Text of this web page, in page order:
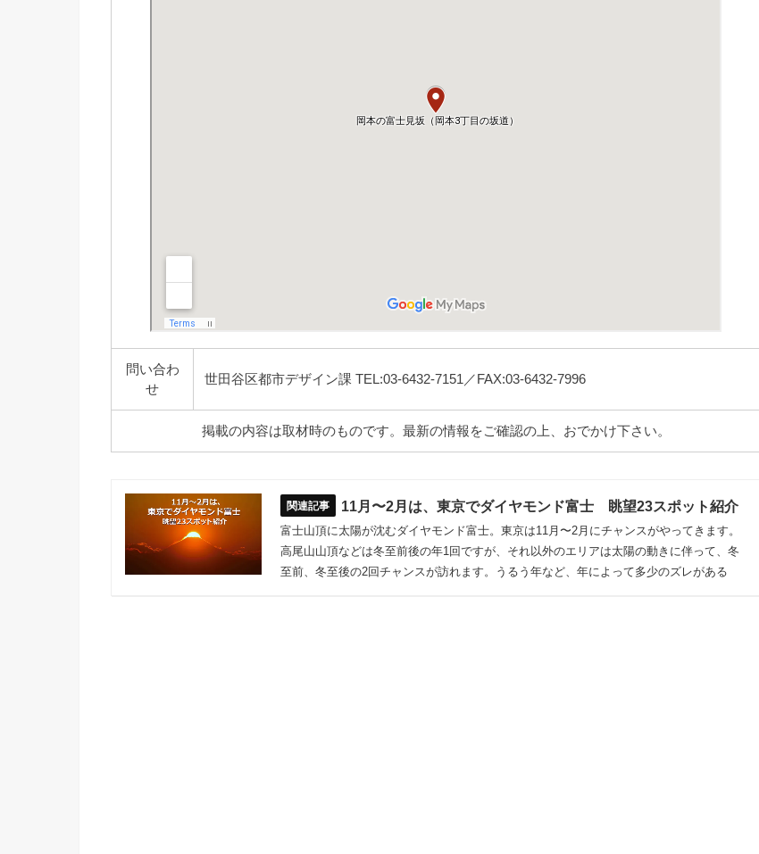
問い合わ
せ
世田谷区都市デザイン課 TEL:03-6432-7151／FAX:03-6432-7996
掲載の内容は取材時のものです。最新の情報をご確認の上、おでかけ下さい。
11月〜2月は、東京でダイヤモンド富士 眺望23スポット紹介
富士山頂に太陽が沈むダイヤモンド富士。東京は11月〜2月にチャンスがやってきます。
高尾山山頂などは冬至前後の年1回ですが、それ以外のエリアは太陽の動きに伴って、冬
至前、冬至後の2回チャンスが訪れます。うるう年など、年によって多少のズレがある